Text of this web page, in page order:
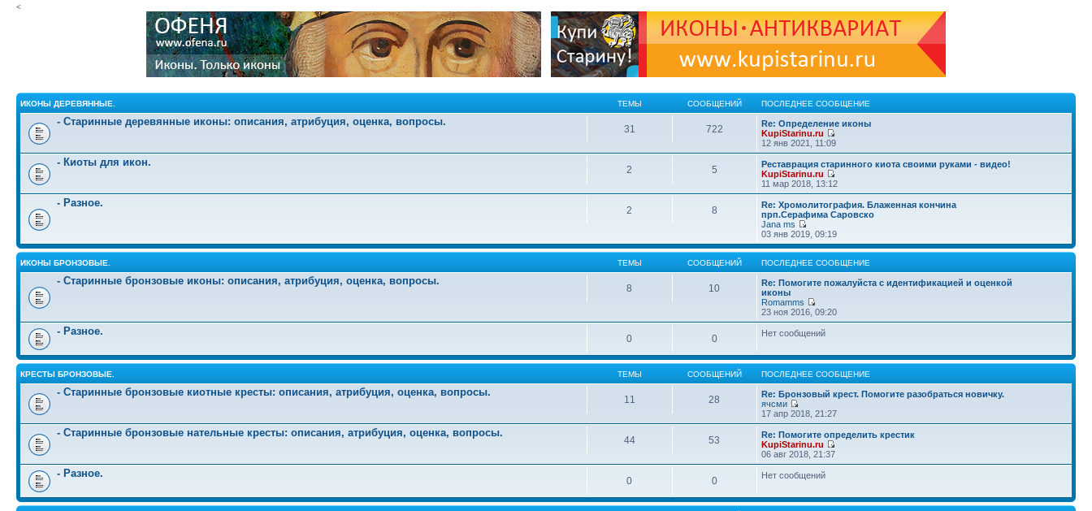
<
ИКОНЫ ДЕРЕВЯННЫЕ. ТЕМЫ СООБЩЕНИЙ ПОСЛЕДНЕЕ СООБЩЕНИЕ
- Старинные деревянные иконы: описания, атрибуция, оценка, вопросы.
31 722
Re: Определение иконы
KupiStarinu.ru
12 янв 2021, 11:09
- Киоты для икон.
2 5
Реставрация старинного киота своими руками - видео!
KupiStarinu.ru
11 мар 2018, 13:12
- Разное.
2 8
Re: Хромолитография. Блаженная кончина
прп.Серафима Саровско
Jana ms
03 янв 2019, 09:19
ИКОНЫ БРОНЗОВЫЕ. ТЕМЫ СООБЩЕНИЙ ПОСЛЕДНЕЕ СООБЩЕНИЕ
- Старинные бронзовые иконы: описания, атрибуция, оценка, вопросы.
8 10
Re: Помогите пожалуйста с идентификацией и оценкой
иконы
Romamms
23 ноя 2016, 09:20
- Разное.
0 0 Нет сообщений
КРЕСТЫ БРОНЗОВЫЕ. ТЕМЫ СООБЩЕНИЙ ПОСЛЕДНЕЕ СООБЩЕНИЕ
- Старинные бронзовые киотные кресты: описания, атрибуция, оценка, вопросы.
11 28
Re: Бронзовый крест. Помогите разобраться новичку.
ячсми
17 апр 2018, 21:27
- Старинные бронзовые нательные кресты: описания, атрибуция, оценка, вопросы.
44 53
Re: Помогите определить крестик
KupiStarinu.ru
06 авг 2018, 21:37
- Разное.
0 0 Нет сообщений